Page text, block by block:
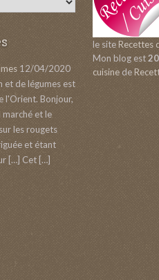
12/04/2020
et de légumes est
l'Orient. Bonjour,
marché et le
les rougets
et étant
[…] Cet […]
le site Recettes
Mon blog est
cuisine de